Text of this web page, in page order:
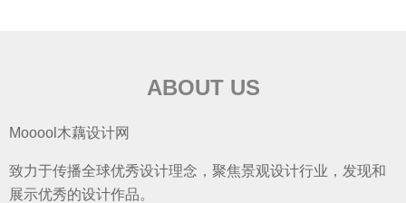
ABOUT US
Mooool木藕设计网
致力于传播全球优秀设计理念，聚焦景观设计行业，发现和
展示优秀的设计作品。